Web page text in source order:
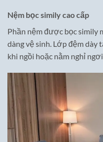
Nệm bọc simily cao cấp
Phần nệm được bọc simily
dàng vệ sinh. Lớp đệm dày
khi ngồi hoặc nằm nghỉ